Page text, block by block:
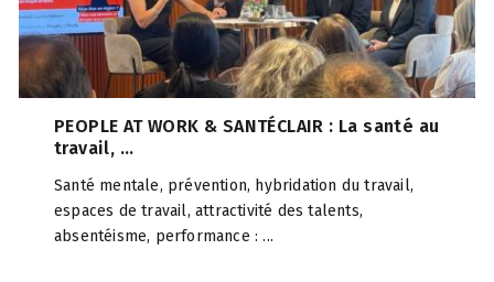
PEOPLE AT WORK & SANTÉCLAIR : La santé au
travail, ...
Santé mentale, prévention, hybridation du travail,
espaces de travail, attractivité des talents,
absentéisme, performance : ...